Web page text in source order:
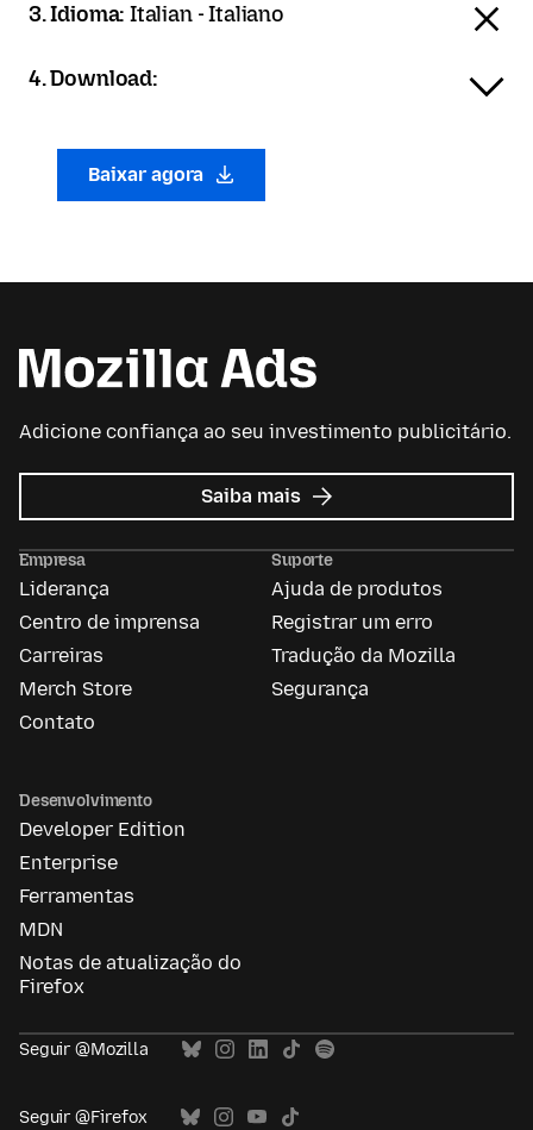
3. Idioma:Italian - Italiano
4. Download:
Baixar agora
Adicione confiança ao seu investimento publicitário.
Saiba mais sobre
Mozilla
Empresa
Liderança
Centro de imprensa
Carreiras
Merch Store
Contato
Suporte
Ajuda de produtos
Registrar um erro
Tradução da Mozilla
Segurança
Desenvolvimento
Developer Edition
Enterprise
Ferramentas
MDN
Notas de atualização do
Firefox
Seguir @Mozilla
Seguir @Firefox